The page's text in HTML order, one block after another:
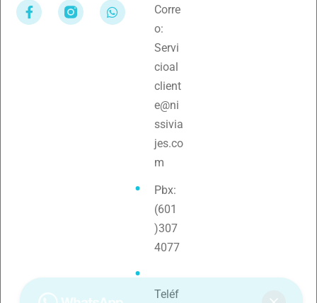
Corre
o:
Servi
cioal
client
e@ni
ssivia
jes.co
m
Pbx:
(601
)307
4077
Teléf